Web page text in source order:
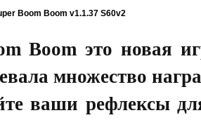
Boom Boom v1.1.37 S60v2
Boom это новая
множество
ваши рефлексы